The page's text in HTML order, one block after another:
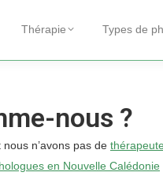
Thérapie Types de
nous ?
n’avons pas de
en Nouvelle Calédonie